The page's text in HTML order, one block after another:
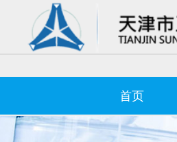
首页
首页
Control Render